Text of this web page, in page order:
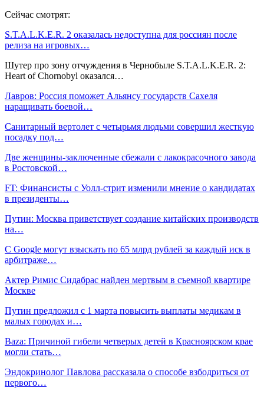
Сейчас смотрят:
S.T.A.L.K.E.R. 2 оказалась недоступна для россиян после
релиза на игровых…
Шутер про зону отчуждения в Чернобыле S.T.A.L.K.E.R. 2:
Heart of Chornobyl оказался…
Лавров: Россия поможет Альянсу государств Сахеля
наращивать боевой…
Санитарный вертолет с четырьмя людьми совершил жесткую
посадку под…
Две женщины-заключенные сбежали с лакокрасочного завода
в Ростовской…
FT: Финансисты с Уолл-стрит изменили мнение о кандидатах
в президенты…
Путин: Москва приветствует создание китайских производств
на…
С Google могут взыскать по 65 млрд рублей за каждый иск в
арбитраже…
Актер Римис Сидабрас найден мертвым в съемной квартире
Москве
Путин предложил с 1 марта повысить выплаты медикам в
малых городах и…
Baza: Причиной гибели четверых детей в Красноярском крае
могли стать…
Эндокринолог Павлова рассказала о способе взбодриться от
первого…